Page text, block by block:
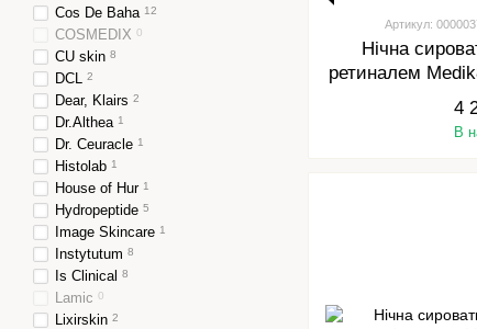
Артикул:
Нічна
ретиналем
6
4
В
Cos De Baha 12
COSMEDIX 0
CU skin 8
DCL 2
Dear, Klairs 2
Dr.Althea 1
Dr. Ceuracle 1
Histolab 1
House of Hur 1
Hydropeptide 5
Image Skincare 1
Instytutum 8
Is Clinical 8
Lamic 0
Lixirskin 2